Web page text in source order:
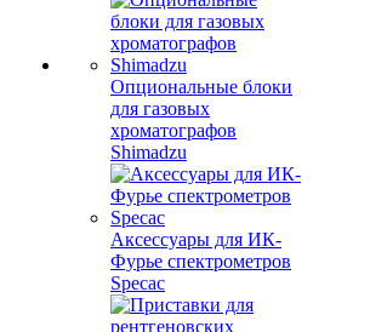
Опциональные блоки
для газовых
хроматографов
Shimadzu
Аксессуары для ИК-
Фурье спектрометров
Specac